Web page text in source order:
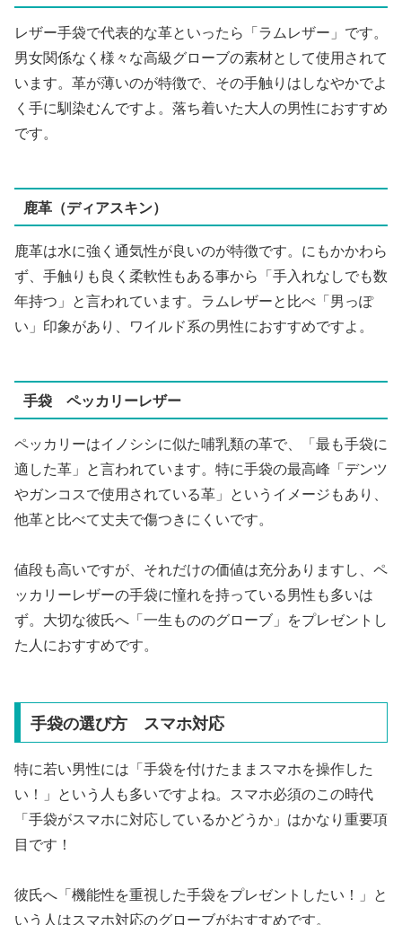
レザー手袋で代表的な革といったら「ラムレザー」です。
男女関係なく様々な高級グローブの素材として使用されて
います。革が薄いのが特徴で、その手触りはしなやかでよ
く手に馴染むんですよ。落ち着いた大人の男性におすすめ
です。
鹿革（ディアスキン）
鹿革は水に強く通気性が良いのが特徴です。にもかかわら
ず、手触りも良く柔軟性もある事から「手入れなしでも数
年持つ」と言われています。ラムレザーと比べ「男っぽ
い」印象があり、ワイルド系の男性におすすめですよ。
手袋 ペッカリーレザー
ペッカリーはイノシシに似た哺乳類の革で、「最も手袋に
適した革」と言われています。特に手袋の最高峰「デンツ
やガンコスで使用されている革」というイメージもあり、
他革と比べて丈夫で傷つきにくいです。
値段も高いですが、それだけの価値は充分ありますし、ペ
ッカリーレザーの手袋に憧れを持っている男性も多いは
ず。大切な彼氏へ「一生もののグローブ」をプレゼントし
た人におすすめです。
手袋の選び方 スマホ対応
特に若い男性には「手袋を付けたままスマホを操作した
い！」という人も多いですよね。スマホ必須のこの時代
「手袋がスマホに対応しているかどうか」はかなり重要項
目です！
彼氏へ「機能性を重視した手袋をプレゼントしたい！」と
いう人はスマホ対応のグローブがおすすめです。